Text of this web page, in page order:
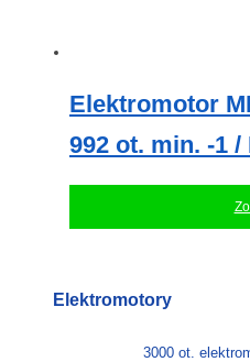
Elektromotor
992 ot. min. -1 /
Elektromotory
3000 ot.